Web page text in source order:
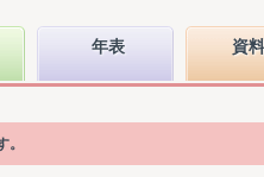
年表 資